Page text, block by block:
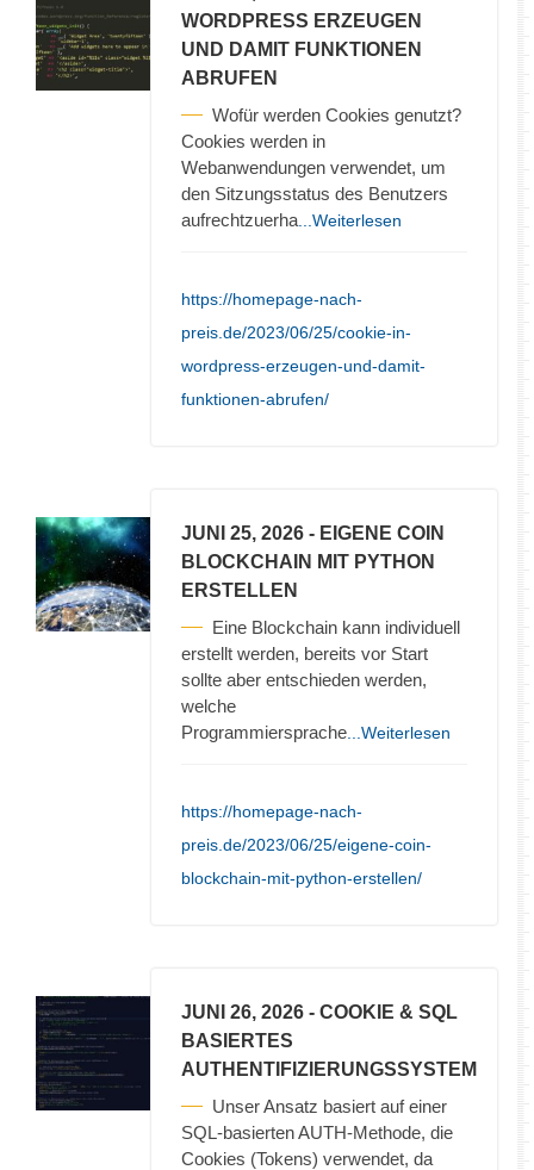
WORDPRESS ERZEUGEN
UND DAMIT FUNKTIONEN
ABRUFEN
Wofür werden Cookies genutzt?
Cookies werden in
Webanwendungen verwendet, um
den Sitzungsstatus des Benutzers
aufrechtzuerha ...Weiterlesen
https://homepage-nach-
preis.de/2023/06/25/cookie-in-
wordpress-erzeugen-und-damit-
funktionen-abrufen/
JUNI 25, 2026 - EIGENE COIN
BLOCKCHAIN MIT PYTHON
ERSTELLEN
Eine Blockchain kann individuell
erstellt werden, bereits vor Start
sollte aber entschieden werden,
welche
Programmiersprache ...Weiterlesen
https://homepage-nach-
preis.de/2023/06/25/eigene-coin-
blockchain-mit-python-erstellen/
JUNI 26, 2026 - COOKIE & SQL
BASIERTES
AUTHENTIFIZIERUNGSSYSTEM
Unser Ansatz basiert auf einer
SQL-basierten AUTH-Methode, die
Cookies (Tokens) verwendet, da